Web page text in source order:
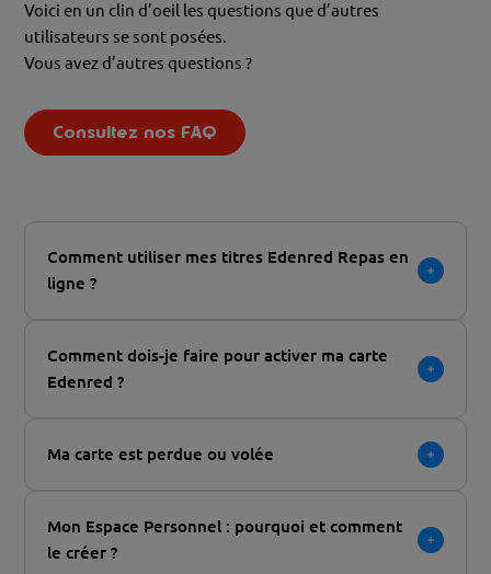
Voici en un clin d’oeil les questions que d’autres
utilisateurs se sont posées.
Vous avez d’autres questions ?
Consultez nos FAQ
Comment utiliser mes titres Edenred Repas en
ligne ?
Comment dois-je faire pour activer ma carte
Edenred ?
Ma carte est perdue ou volée
Mon Espace Personnel : pourquoi et comment
le créer ?